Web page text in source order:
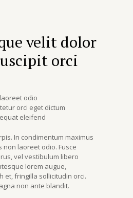
velit dolor
orci
odio
orci eget dictum
eleifend
In condimentum maximus
non laoreet odio. Fusce
vel vestibulum libero
lorem augue,
et, fringilla sollicitudin orci.
non ante blandit.